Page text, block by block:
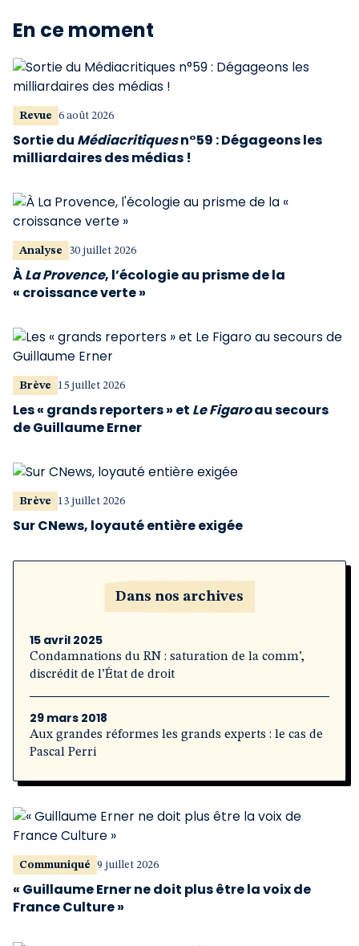
En ce moment
Revue 6 août 2026
Sortie du Médiacritiquesn°59 : Dégageons les
milliardaires des médias !
Analyse 30 juillet 2026
ÀLa Provence, l’écologie au prisme de la
« croissance verte »
Brève 15 juillet 2026
Les « grands reporters » et Le Figaroau secours
de Guillaume Erner
Brève 13 juillet 2026
Sur CNews, loyauté entière exigée
Dans nos archives
15 avril 2025
Condamnations du RN : saturation de la comm’,
discrédit de l’État de droit
29 mars 2018
Aux grandes réformes les grands experts : le cas de
Pascal Perri
Communiqué 9 juillet 2026
« Guillaume Erner ne doit plus être la voix de
France Culture »